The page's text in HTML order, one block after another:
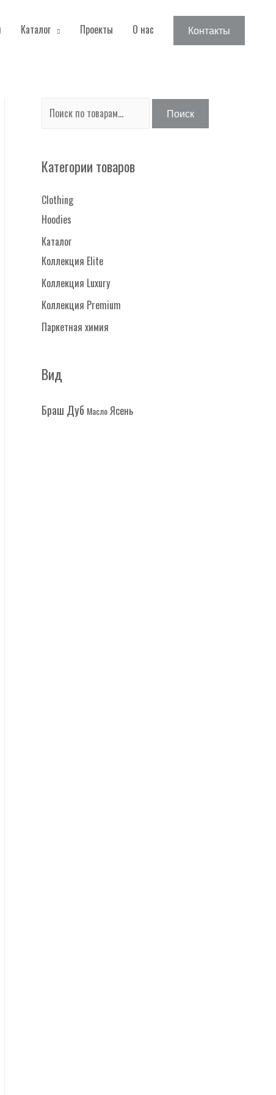
Каталог Проекты О нас Контакты
а
ь
:
Поиск
Категории товаров
Clothing
Hoodies
Каталог
Коллекция Elite
Коллекция Luxury
Коллекция Premium
Паркетная химия
Вид
Браш Дуб МаслоЯсень